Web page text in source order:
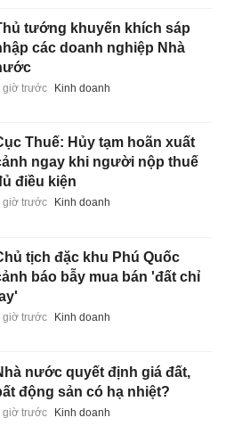
tướng khuyến khích sáp
các doanh nghiệp Nhà
giờ trước Kinh doanh
Thuế: Hủy tạm hoãn xuất
ngay khi người nộp thuế
điều kiện
giờ trước Kinh doanh
tịch đặc khu Phú Quốc
báo bẫy mua bán 'đất chỉ
giờ trước Kinh doanh
nước quyết định giá đất,
động sản có hạ nhiệt?
giờ trước Kinh doanh